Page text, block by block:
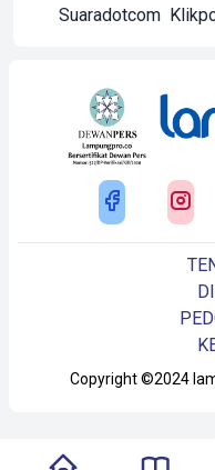
Suaradotcom
Copyright ©2024